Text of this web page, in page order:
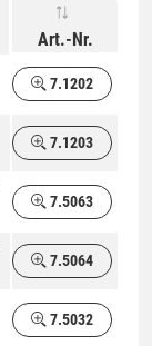
Art.-Nr.
7.1202
7.1203
7.5063
7.5064
7.5032